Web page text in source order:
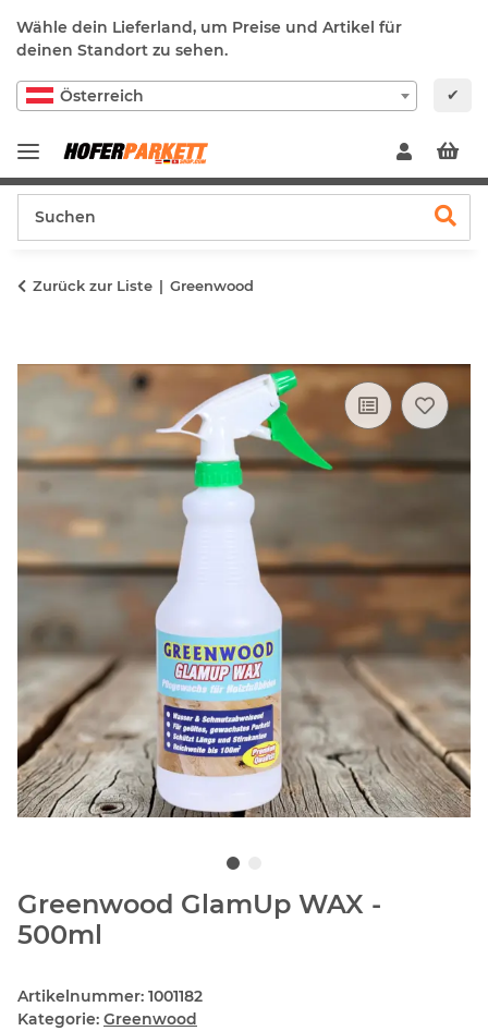
Wähle dein Lieferland, um Preise und Artikel für
deinen Standort zu sehen.
Österreich ✔
Zurück zur Liste Greenwood
Greenwood GlamUp WAX -
500ml
Artikelnummer: 1001182
Kategorie: Greenwood